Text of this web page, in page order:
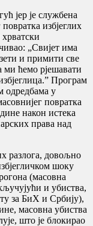
јер је службена
избјеглих
„Свијет има
и примити све
ми ћемо рјешавати
Програм
одредбама у
повратка
након истека
права над
разлога, довољно
шоку
(масовна
и убиства,
за БиХ и Србију),
масовна убиства
што је блокирао